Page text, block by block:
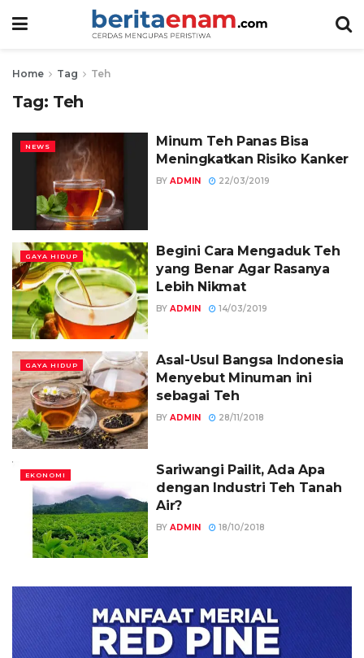
Home Tag Teh
Tag: Teh
NEWS
Minum Teh Panas Bisa
Meningkatkan Risiko Kanker
BY ADMIN 22/03/2019
GAYA HIDUP
Begini Cara Mengaduk Teh
yang Benar Agar Rasanya
Lebih Nikmat
BY ADMIN 14/03/2019
GAYA HIDUP
Asal-Usul Bangsa Indonesia
Menyebut Minuman ini
sebagai Teh
BY ADMIN 28/11/2018
EKONOMI
Sariwangi Pailit, Ada Apa
dengan Industri Teh Tanah
Air?
BY ADMIN 18/10/2018